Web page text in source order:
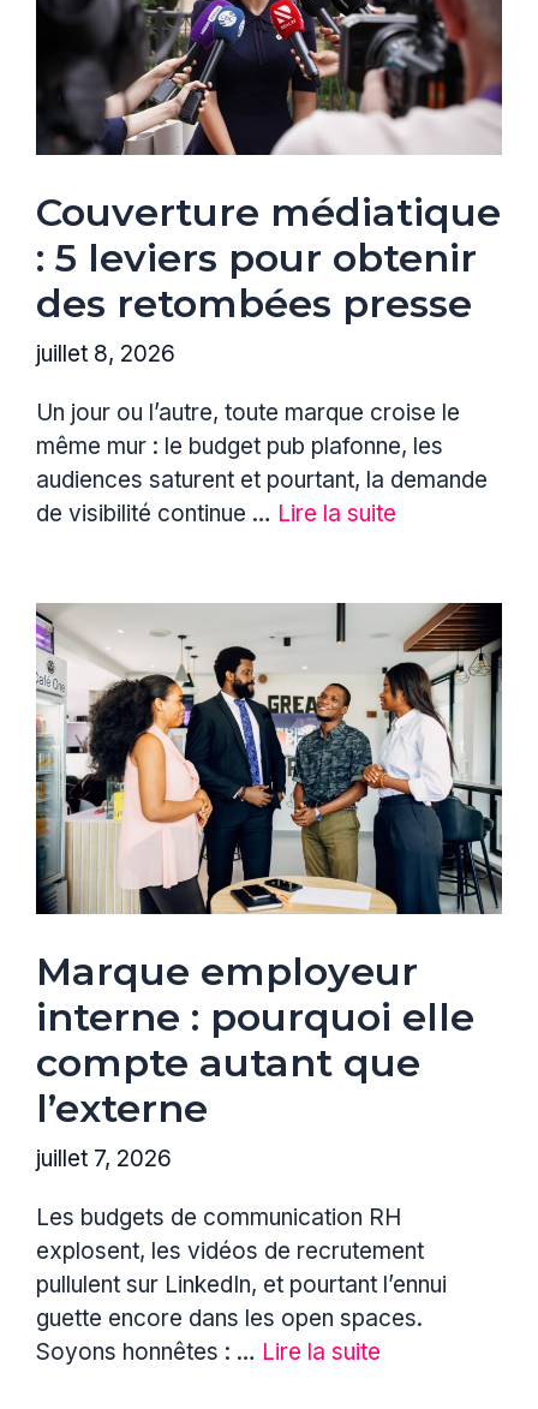
Couverture médiatique
: 5 leviers pour obtenir
des retombées presse
juillet 8, 2026
Un jour ou l’autre, toute marque croise le
même mur : le budget pub plafonne, les
audiences saturent et pourtant, la demande
de visibilité continue … Lire la suite
Marque employeur
interne : pourquoi elle
compte autant que
l’externe
juillet 7, 2026
Les budgets de communication RH
explosent, les vidéos de recrutement
pullulent sur LinkedIn, et pourtant l’ennui
guette encore dans les open spaces.
Soyons honnêtes : … Lire la suite